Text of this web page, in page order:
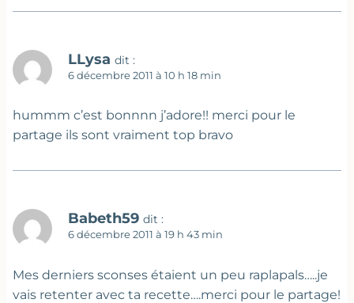
LLysa dit :
6 décembre 2011 à 10 h 18 min
hummm c’est bonnnn j’adore!! merci pour le
partage ils sont vraiment top bravo
Babeth59 dit :
6 décembre 2011 à 19 h 43 min
Mes derniers sconses étaient un peu raplapals…..je
vais retenter avec ta recette….merci pour le partage!